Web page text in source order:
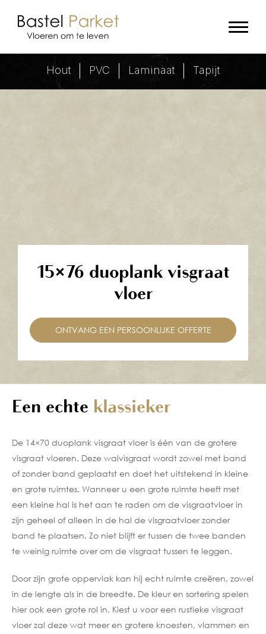
Visgraatvloer in de afmeting
Hout PVC Laminaat Tapijt
15×76 duoplank visgraat
vloer
ONTVANG EEN PERSOONLIJKE OFFERTE
Een echte klassieker
De 14×70 duoplank visgraat vloer is één van de grotere
visgraat vloeren. Deze walvisgraat wordt zowel met band
of zonder band geplaatst en doet het uitstekend in kleine
en grote ruimtes. Wanneer u een grote ruimte heeft met
een kleine hal is het aan te raden om de visgraatvloer in
zijn geheel of alleen in de hal de visgraatvloerzonder
band te plaatsen. Zo niet blijft er tussen de twee banden
te weinig ruimte over om de visgraat tussen te leggen.
Door zijn grote oppervlak kan hij echt ruimte creëren, zowel
in de lengte als in de breedte. De kleur en sortering spelen
hier ook een grote rol in. Kiest u voor een rustieke visgraat
vloer zal deze wat meer en grotere knoesten, vlammen en